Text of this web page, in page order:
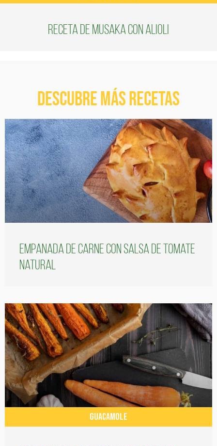
Receta de Musaka con alioli
Descubre más recetas
Empanada de carne con salsa de tomate
natural
GUACAMOLE